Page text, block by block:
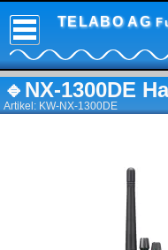
🔹 NX-1300DE
Artikel: KW-NX-1300DE
TELABO AG